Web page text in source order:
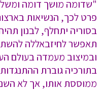
"שדומה מושך דומה
פרט לכך, הנשיאות
בסוריה יתחלף, לבנון
תאפשר לחיזבאללה
ובמיצוב מעמדה בעולם
בתורכיה גוברת
ממוססת אותו, אך לא